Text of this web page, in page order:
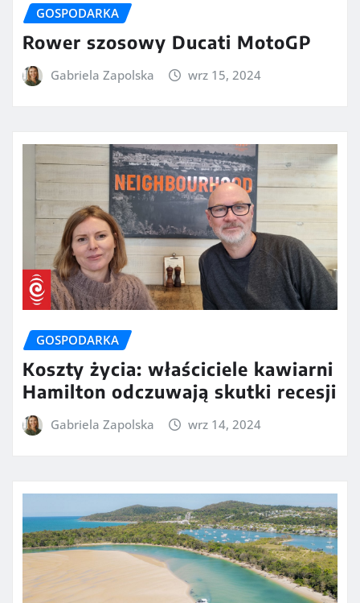
GOSPODARKA
Rower szosowy Ducati MotoGP
Gabriela Zapolska wrz 15, 2024
GOSPODARKA
Koszty życia: właściciele kawiarni
Hamilton odczuwają skutki recesji
Gabriela Zapolska wrz 14, 2024